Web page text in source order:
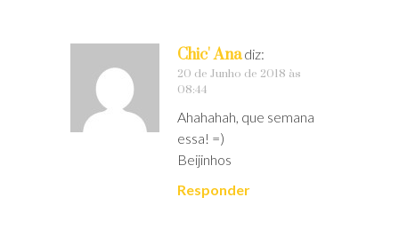
Chic' Ana diz:
20 de Junho de 2018 às
08:44
Ahahahah, que semana
essa! =)
Beijinhos
Responder